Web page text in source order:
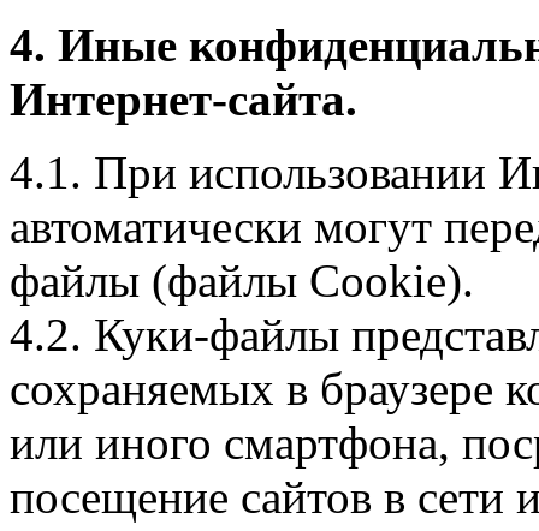
4. Иные
Интернет-сайта.
4.1. При использовании
автоматически могут
файлы (файлы Cookie).
4.2. Куки-файлы
сохраняемых в браузере
или иного смартфона,
посещение сайтов в сети